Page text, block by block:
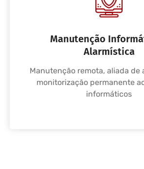
Manutenção
Alarmística
Manutenção remota, aliada de
monitorização permanente
informáticos